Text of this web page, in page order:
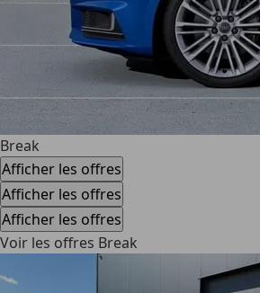
Break
Afficher les offres
Afficher les offres
Afficher les offres
Voir les offres Break